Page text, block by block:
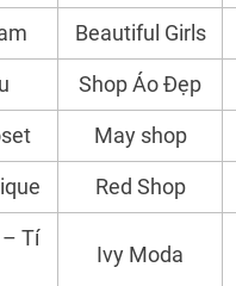
Beautiful Girls
Shop Áo Đẹp
May shop
Red Shop
Tí
Ivy Moda